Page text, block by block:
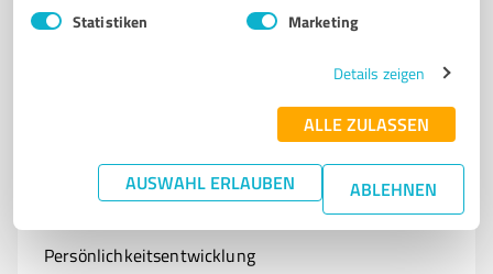
Statistiken Marketing
Details zeigen
ALLE ZULASSEN
AUSWAHL ERLAUBEN ABLEHNEN
Onlineshops
Branchen mit P
Persönlichkeitsentwicklung